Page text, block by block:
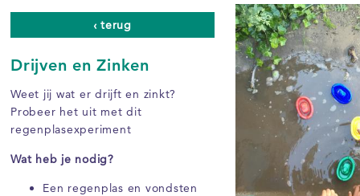
‹ terug
Drijven en Zinken
Weet jij wat er drijft en zinkt?
Probeer het uit met dit
regenplasexperiment
Wat heb je nodig?
Een regenplas en vondsten